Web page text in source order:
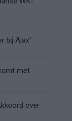
bij Ajax’
met
over